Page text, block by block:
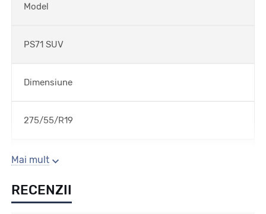
Model
PS71 SUV
Dimensiune
275/55/R19
Sezon
Vara
Mai mult
RECENZII